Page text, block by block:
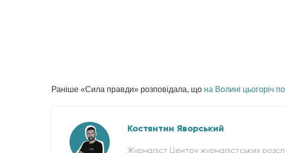
Раніше «Сила правди» розповідала, що на Волині цьогоріч
Костянтин Яворський
Журналіст Центру журналістських